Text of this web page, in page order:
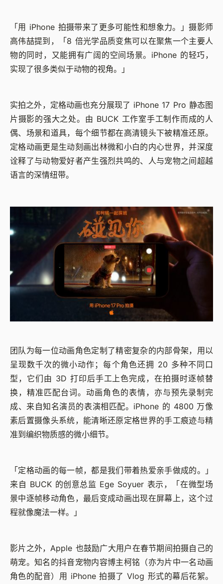
「用 iPhone 拍摄带来了更多可能性和想象力。」摄影师
高伟喆提到，「8 倍光学品质变焦可以在聚焦一个主要人
物的同时，又能拥有广阔的空间场景。iPhone 的轻巧，
实现了很多类似于动物的视角。」
实拍之外，定格动画也充分展现了 iPhone 17 Pro 静态图
片摄影的强大之处。由 BUCK 工作室手工制作而成的人
偶、场景和道具，每个细节都在高清镜头下被精准还原。
定格动画更是生动刻画出林微和小白的内心世界，并深度
诠释了与动物爱好者产生强烈共鸣的、人与宠物之间超越
语言的深情纽带。
团队为每一位动画角色定制了精密复杂的内部骨架，用以
呈现数千次的微小动作；每个角色还拥 20 多种不同口
型，它们由 3D 打印后手工上色完成，在拍摄时逐帧替
换，精准匹配台词。动画角色的表情，亦与预先录制完
成、来自知名演员的表演相匹配。iPhone 的 4800 万像
素后置摄像头系统，能清晰还原定格世界的手工痕迹与精
准到编织物质感的微小细节。
「定格动画的每一帧，都是我们带着热爱亲手做成的。」
来自 BUCK 的创意总监 Ege Soyuer 表示，「在微型场
景中逐帧移动角色，最后变成动画出现在屏幕上，这个过
程就像魔法一样。」
影片之外，Apple 也鼓励广大用户在春节期间拍摄自己的
萌宠。知名的抖音宠物内容博主柯铭（亦为片中一名动画
角色的配音）用 iPhone 拍摄了 Vlog 形式的幕后花絮。